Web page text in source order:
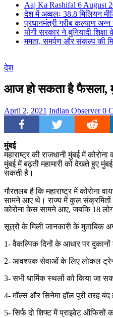
Aaj Ka Rashifal 6 August
देश में अव्वलः 38.8 मिलियन
प्रधानमंत्री गरीब कल्याण
योगी सरकार ने बुनियादी
ममता, समर्पण और संकल्प की
देश
आज हो सकता है फैसला,
April 2, 2021 Indian Observer0
मुंबई
महाराष्ट्र की राजधानी मुंबई में
मुंबई में बढ़ती महामारी को देखते हुए
सकती है।
गौरतलब है कि महाराष्ट्र में कोरोना
सामने आए थे। राज्य में कुल संक्रमितों
कोरोना केस सामने आए, जबकि 18
सूत्रों के मिली जानकारी के मुताबिक
1- वैकल्पिक दिनों के आधार पर
2- आवश्यक सेवाओं के लिए लोकल ट्रेन
3- सभी धार्मिक स्थलों को किया जा
4- मॉल्स और सिनेमा हॉल पूरी तरह
5- सिर्फ दो शिफ्ट में प्राइवेट ऑफिसों